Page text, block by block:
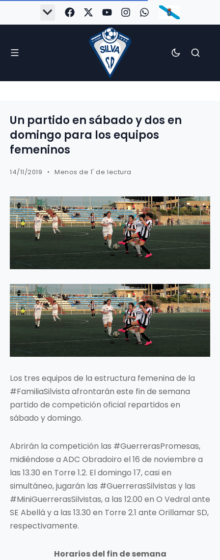
Un partido en sábado y dos en
domingo para los equipos
femeninos
14/11/2019 Menos de 1' de lectura
Los tres equipos de la estructura femenina de la
#FamiliaSilvista afrontarán este fin de semana
partido de competición oficial repartidos en
sábado y domingo.
Abrirán la competición las #GuerrerasPromesas,
midiéndose a ADC Obradoiro el 16 de noviembre a
las 13.30 en Torre 1.2. El domingo 17, casi en
simultáneo, jugarán las #GuerrerasSilvistas y las
#MiniGuerrerasSilvistas, a las 12.00 en O Vedral ante
SE Abellá y a las 13.30 en Torre 2.1 ante Orillamar SD,
respectivamente.
Horarios del fin de semana